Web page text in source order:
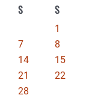
S S
1
7
8
14
15
21
22
28